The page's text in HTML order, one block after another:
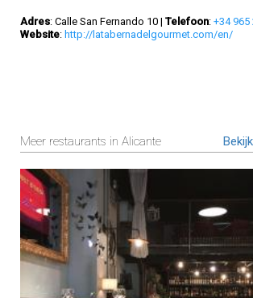
Adres: Calle San Fernando 10 | Telefoon: +34 965
Website: http://latabernadelgourmet.com/en/
Meer restaurants in Alicante